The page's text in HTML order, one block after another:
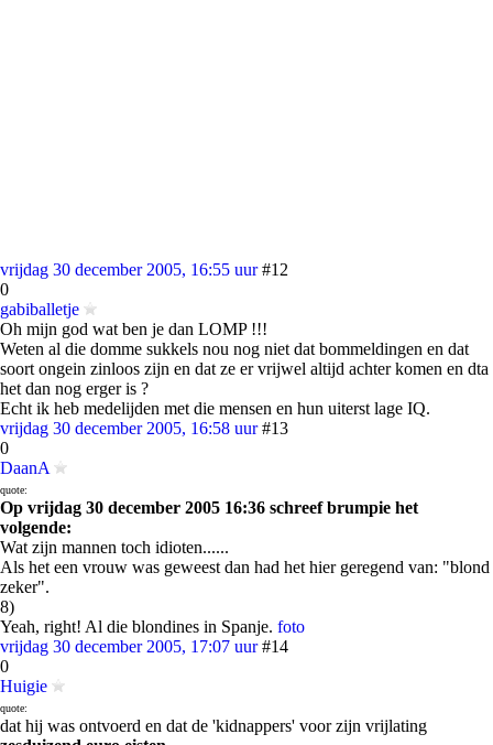
vrijdag 30 december 2005, 16:55 uur #12
0
gabiballetje
Oh mijn god wat ben je dan LOMP !!!
Weten al die domme sukkels nou nog niet dat bommeldingen en dat
soort ongein zinloos zijn en dat ze er vrijwel altijd achter komen en dta
het dan nog erger is ?
Echt ik heb medelijden met die mensen en hun uiterst lage IQ.
vrijdag 30 december 2005, 16:58 uur #13
0
DaanA
quote:
Op vrijdag 30 december 2005 16:36 schreef brumpie het
volgende:
Wat zijn mannen toch idioten......
Als het een vrouw was geweest dan had het hier geregend van: "blond
zeker".
8)
Yeah, right! Al die blondines in Spanje. foto
vrijdag 30 december 2005, 17:07 uur #14
0
Huigie
quote:
dat hij was ontvoerd en dat de 'kidnappers' voor zijn vrijlating